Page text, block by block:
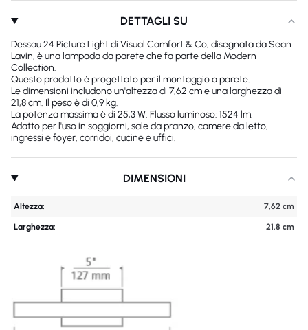
DETTAGLI SU
Dessau 24 Picture Light di Visual Comfort & Co, disegnata da Sean
Lavin, è una lampada da parete che fa parte della Modern
Collection.
Questo prodotto è progettato per il montaggio a parete.
Le dimensioni includono un'altezza di 7,62 cm e una larghezza di
21,8 cm. Il peso è di 0,9 kg.
La potenza massima è di 25,3 W. Flusso luminoso: 1524 lm.
Adatto per l'uso in soggiorni, sale da pranzo, camere da letto,
ingressi e foyer, corridoi, cucine e uffici.
DIMENSIONI
Altezza: 7,62 cm
Larghezza: 21,8 cm